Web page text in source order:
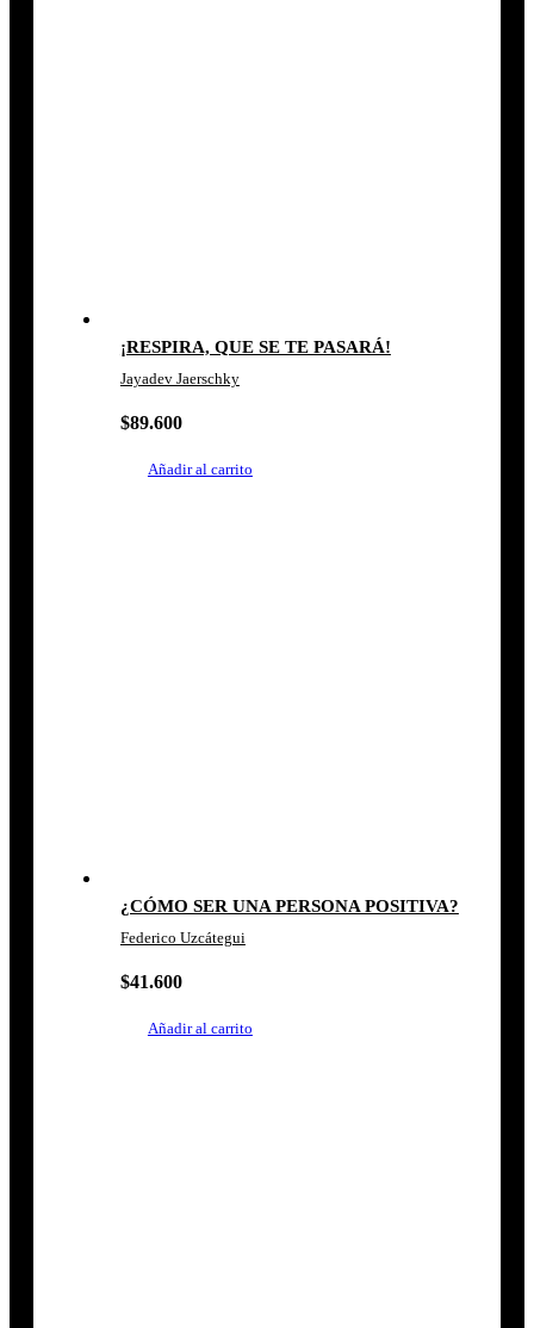
¡RESPIRA, QUE SE TE PASARÁ!
Jayadev Jaerschky
$89.600
Añadir al carrito
¿CÓMO SER UNA PERSONA POSITIVA?
Federico Uzcátegui
$41.600
Añadir al carrito